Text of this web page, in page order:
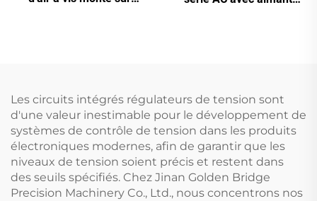
Les circuits intégrés régulateurs de tension sont
d'une valeur inestimable pour le développement de
systèmes de contrôle de tension dans les produits
électroniques modernes, afin de garantir que les
niveaux de tension soient précis et restent dans
des seuils spécifiés. Chez Jinan Golden Bridge
Precision Machinery Co., Ltd., nous concentrons nos